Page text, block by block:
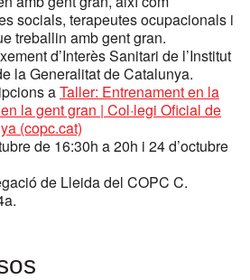
socials, terapeutes ocupacionals i
treballin amb gent gran.
d’Interès Sanitari de l’Institut
la Generalitat de Catalunya.
aTaller: Entrenament en la
la gent gran | Col·legi Oficial de
(copc.cat)
de 16:30h a 20h i 24 d’octubre
de Lleida del COPC C.